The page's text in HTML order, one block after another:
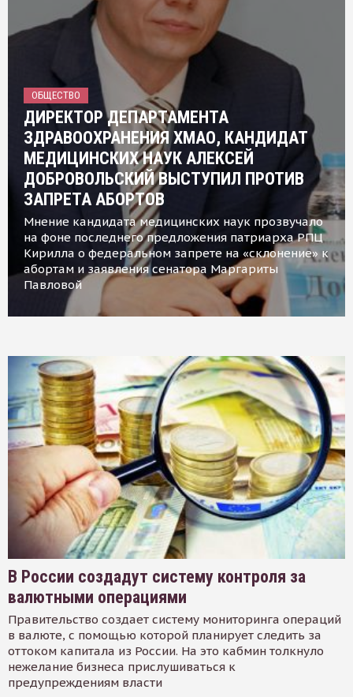
ОБЩЕСТВО
ДИРЕКТОР ДЕПАРТАМЕНТА
ЗДРАВООХРАНЕНИЯ ХМАО, КАНДИДАТ
МЕДИЦИНСКИХ НАУК АЛЕКСЕЙ
ДОБРОВОЛЬСКИЙ ВЫСТУПИЛ ПРОТИВ
ЗАПРЕТА АБОРТОВ
Мнение кандидата медицинских наук прозвучало
на фоне последнего предложения патриарха РПЦ
Кирилла о федеральном запрете на «склонение» к
абортам и заявления сенатора Маргариты
Павловой
В России создадут систему контроля за
валютными операциями
Правительство создает систему мониторинга операций
в валюте, с помощью которой планирует следить за
оттоком капитала из России. На это кабмин толкнуло
нежелание бизнеса прислушиваться к
предупреждениям власти